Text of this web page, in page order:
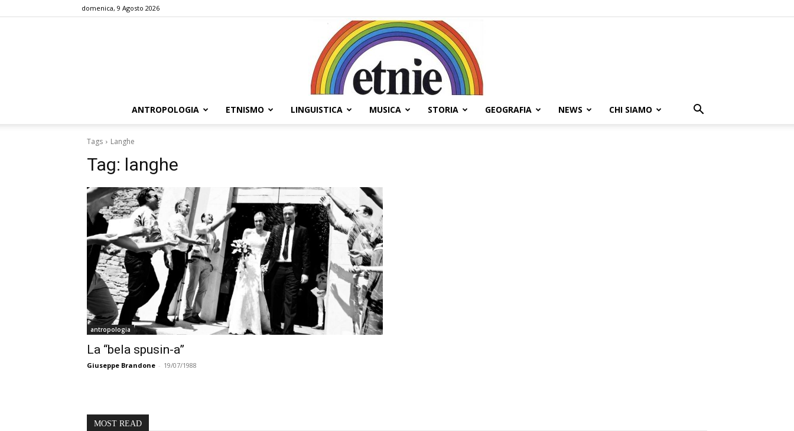
domenica, 9 Agosto 2026
ANTROPOLOGIA ETNISMO LINGUISTICA MUSICA STORIA GEOGRAFIA NEWS CHI SIAMO
Tags Langhe
Tag: langhe
antropologia
La “bela spusin-a”
Giuseppe Brandone - 19/07/1988
MOST READ